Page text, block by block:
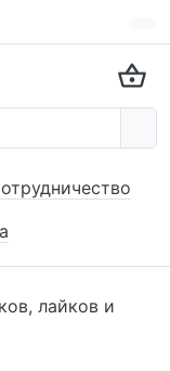
лайков и